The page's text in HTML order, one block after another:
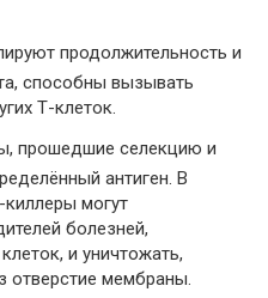
продолжительность и
способны вызывать
Т-клеток.
прошедшие селекцию и
антиген. В
киллеры могут
болезней,
и уничтожать,
отверстие мембраны.